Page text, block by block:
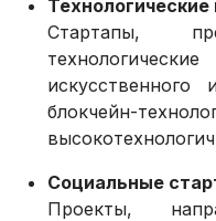
Стартапы,
искусственного
блокчейн-
Социальные
Проекты,